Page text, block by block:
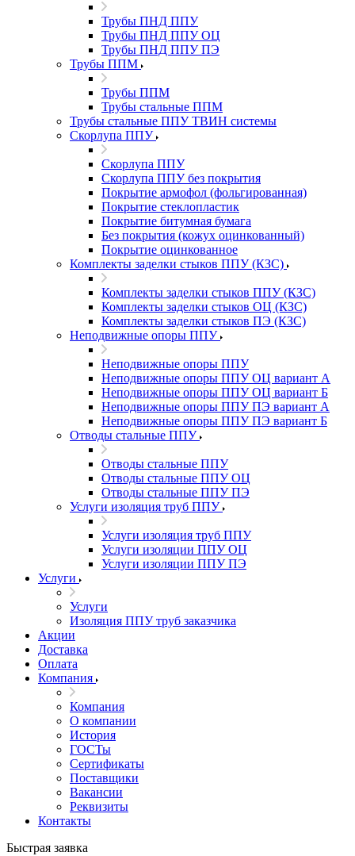
Трубы ПНД ППУ
Трубы ПНД ППУ ОЦ
Трубы ПНД ППУ ПЭ
Трубы ППМ
Трубы ППМ
Трубы стальные ППМ
Трубы стальные ППУ ТВИН системы
Скорлупа ППУ
Скорлупа ППУ
Скорлупа ППУ без покрытия
Покрытие армофол (фольгированная)
Покрытие стеклопластик
Покрытие битумная бумага
Без покрытия (кожух оцинкованный)
Покрытие оцинкованное
Комплекты заделки стыков ППУ (КЗС)
Комплекты заделки стыков ППУ (КЗС)
Комплекты заделки стыков ОЦ (КЗС)
Комплекты заделки стыков ПЭ (КЗС)
Неподвижные опоры ППУ
Неподвижные опоры ППУ
Неподвижные опоры ППУ ОЦ вариант А
Неподвижные опоры ППУ ОЦ вариант Б
Неподвижные опоры ППУ ПЭ вариант А
Неподвижные опоры ППУ ПЭ вариант Б
Отводы стальные ППУ
Отводы стальные ППУ
Отводы стальные ППУ ОЦ
Отводы стальные ППУ ПЭ
Услуги изоляция труб ППУ
Услуги изоляция труб ППУ
Услуги изоляции ППУ ОЦ
Услуги изоляции ППУ ПЭ
Услуги
Услуги
Изоляция ППУ труб заказчика
Акции
Доставка
Оплата
Компания
Компания
О компании
История
ГОСТы
Сертификаты
Поставщики
Вакансии
Реквизиты
Контакты
Быстрая заявка